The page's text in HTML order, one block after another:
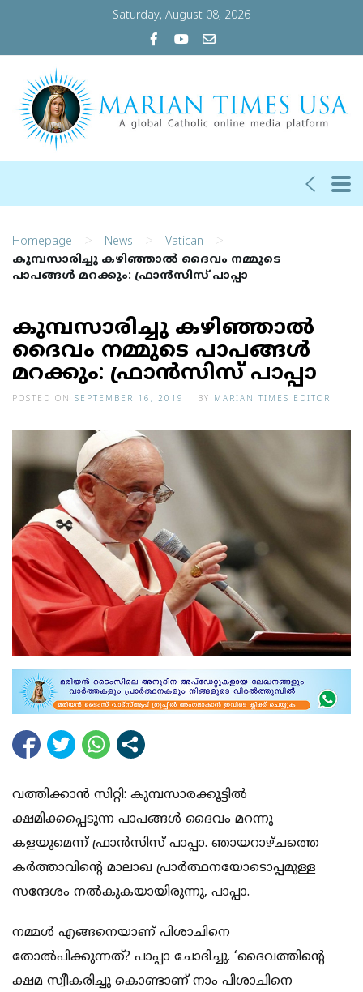
Saturday, August 08, 2026
Homepage > News > Vatican >
കുമ്പസാരിച്ചു കഴിഞ്ഞാല്‍ ദൈവം നമ്മുടെ
പാപങ്ങള്‍ മറക്കും: ഫ്രാന്‍സിസ് പാപ്പാ
കുമ്പസാരിച്ചു കഴിഞ്ഞാല്‍
ദൈവം നമ്മുടെ പാപങ്ങള്‍
മറക്കും: ഫ്രാന്‍സിസ് പാപ്പാ
POSTED ON SEPTEMBER 16, 2019 BY MARIAN TIMES EDITOR
വത്തിക്കാന്‍ സിറ്റി: കുമ്പസാരക്കൂട്ടില്‍
ക്ഷമിക്കപ്പെടുന്ന പാപങ്ങള്‍ ദൈവം മറന്നു
കളയുമെന്ന് ഫ്രാന്‍സിസ് പാപ്പാ. ഞായറാഴ്ചത്തെ
കര്‍ത്താവിന്റെ മാലാഖ പ്രാര്‍ത്ഥനയോടൊപ്പമുള്ള
സന്ദേശം നല്‍കുകയായിരുന്നു, പാപ്പാ.
നമ്മള്‍ എങ്ങനെയാണ് പിശാചിനെ
തോല്‍പിക്കുന്നത്? പാപ്പാ ചോദിച്ചു. ‘ദൈവത്തിന്റെ
ക്ഷമ സ്വീകരിച്ചു കൊണ്ടാണ് നാം പിശാചിനെ